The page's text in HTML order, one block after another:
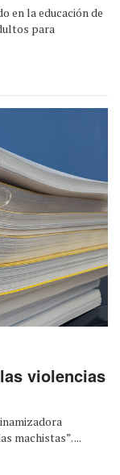
en la educación de
para
violencias
machistas”. ...